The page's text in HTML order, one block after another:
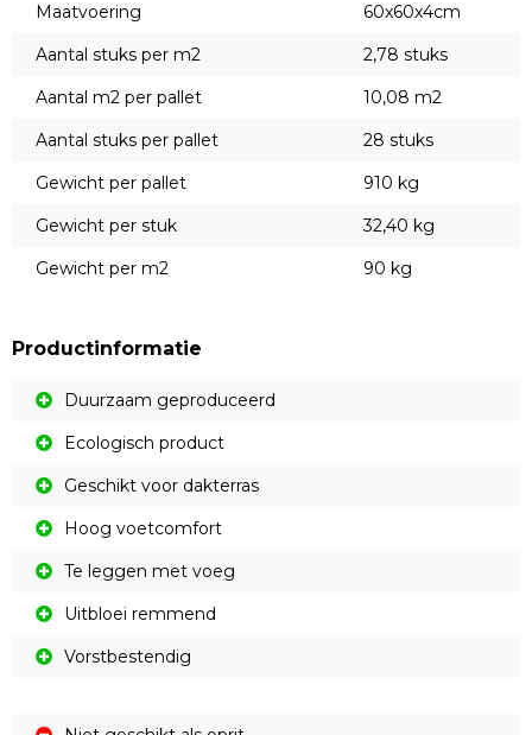
Maatvoering
60x60x4cm
Aantal stuks per m2
2,78 stuks
Aantal m2 per pallet
10,08 m2
Aantal stuks per pallet
28 stuks
Gewicht per pallet
910 kg
Gewicht per stuk
32,40 kg
Gewicht per m2
90 kg
Productinformatie
Duurzaam geproduceerd
Ecologisch product
Geschikt voor dakterras
Hoog voetcomfort
Te leggen met voeg
Uitbloei remmend
Vorstbestendig